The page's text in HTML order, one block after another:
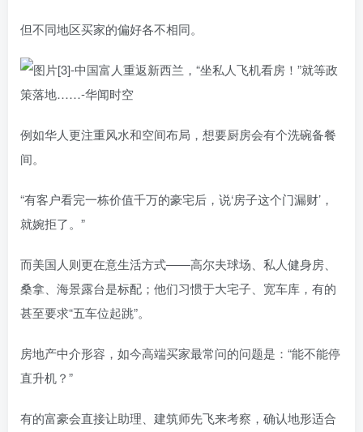
但不同地区买家的偏好各不相同。
例如华人更注重风水和空间布局，想要厨房会有个洗碗备餐
间。
“有客户看完一栋价值千万的豪宅后，说‘房子这个门漏财’，
就婉拒了。”
而美国人则更在意生活方式——高尔夫球场、私人健身房、
桑拿、海景露台是标配；他们习惯于大宅子、宽车库，有的
甚至要求“五车位起跳”。
房地产中介形容，如今高端买家最常问的问题是：“能不能停
直升机？”
有的富豪会直接让助理、建筑师先飞来考察，确认地形适合